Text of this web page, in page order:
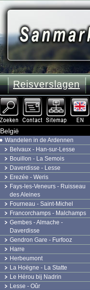
Reisverslagen
België
Wandelen in de Ardennen
Belvaux - Han-sur-Lesse
Bouillon - La Semois
Daverdisse - Lesse
Erezée - Weris
Fays-les-Veneurs - Ruisseau
des Aleines
Fourneau - Saint-Michel
Francorchamps - Malchamps
Gembes - Almache -
Daverdisse
Gendron Gare - Furfooz
Harre
Herbeumont
La Hoëgne - La Statte
Le Hérou bij Nadrin
Lesse - Oûr